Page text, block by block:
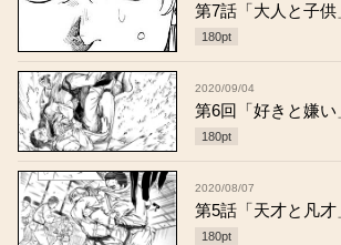
第7話「大人と子供
180pt
2020/09/04
第6回「好きと嫌い
180pt
2020/08/07
第5話「天才と凡才
180pt